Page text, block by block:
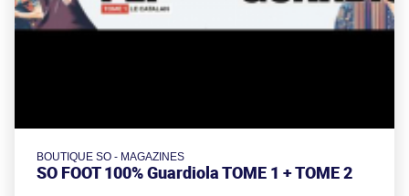
BOUTIQUE SO - MAGAZINES
SO FOOT 100% Guardiola TOME 1 + TOME 2